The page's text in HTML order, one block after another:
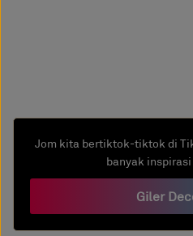
Jom kita bertiktok-tiktok di
banyak
Giler